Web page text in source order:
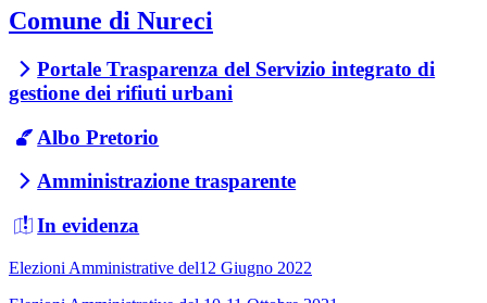
Comune di Nureci
Portale Trasparenza del Servizio integrato di
gestione dei rifiuti urbani
Albo Pretorio
Amministrazione trasparente
In evidenza
Elezioni Amministrative del12 Giugno 2022